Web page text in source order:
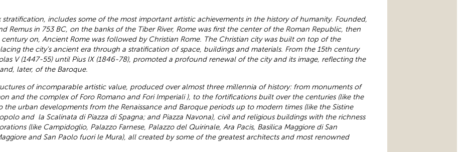
includes some of the most important artistic achievements in the history of humanity. Founded,
Remus in 753 BC, on the banks of the Tiber River, Rome was first the center of the Roman Republic, then
on, Ancient Rome was followed by Christian Rome. The Christian city was built on top of the
the city's ancient era through a stratification of space, buildings and materials. From the 15th century
V (1447-55) until Pius IX (1846-78), promoted a profound renewal of the city and its image, reflecting the
later, of the Baroque.
of incomparable artistic value, produced over almost three millennia of history: from monuments of
and the complex of Foro Romano and Fori Imperiali ), to the fortifications built over the centuries (like the
the urban developments from the Renaissance and Baroque periods up to modern times (like the Sistine
and la Scalinata di Piazza di Spagna; and Piazza Navona), civil and religious buildings with the richness
(like Campidoglio, Palazzo Farnese, Palazzo del Quirinale, Ara Pacis, Basilica Maggiore di San
and San Paolo fuori le Mura), all created by some of the greatest architects and most renowned